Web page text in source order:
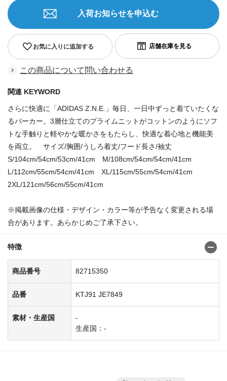
お気に入りに追加する
入荷お知らせを申込む
この商品について問い合わせる
関連 KEYWORD
さらに快適に「ADIDAS Z.N.E.」毎日、一日中ずっと着ていたくな
るパーカー。3層仕立てのプライムニットがコットンのようにソフ
トな手触りと軽やかな暖かさをもたらし、快適な着心地と機能美
を両立。 サイズ/胸囲/うしろ着丈/フード長さ/袖丈
S/104cm/54cm/53cm/41cm M/108cm/54cm/54cm/41cm
L/112cm/55cm/54cm/41cm XL/115cm/55cm/54cm/41cm
2XL/121cm/56cm/55cm/41cm
※掲載画像の仕様・デザイン・カラー等が予告なく変更される場
合があります。あらかじめご了承下さい。
特徴
商品番号 82715350
品番 KTJ91 JE7849
素材・生産国
-
生産国：-